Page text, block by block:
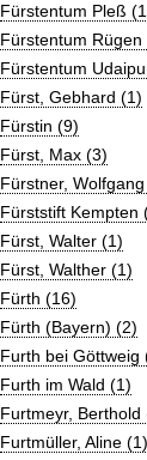
Fürstentum Pleß
Fürstentum Rügen
Fürstentum
Fürst, Gebhard (1)
Fürstin (9)
Fürst, Max (3)
Fürstner,
Fürststift Kempten
Fürst, Walter (1)
Fürst, Walther (1)
Fürth (16)
Fürth (Bayern) (2)
Furth bei Göttweig
Furth im Wald (1)
Furtmeyr, Berthold
Furtmüller, Aline (1)